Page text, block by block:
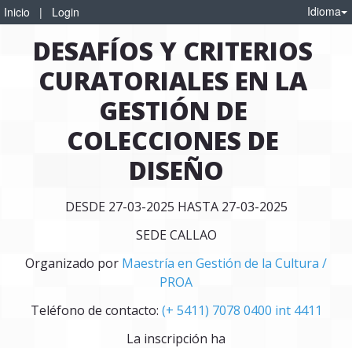
Inicio | Login Idioma
DESAFÍOS Y CRITERIOS
CURATORIALES EN LA
GESTIÓN DE
COLECCIONES DE
DISEÑO
DESDE 27-03-2025 HASTA 27-03-2025
SEDE CALLAO
Organizado por Maestría en Gestión de la Cultura /
PROA
Teléfono de contacto: (+ 5411) 7078 0400 int 4411
La inscripción ha